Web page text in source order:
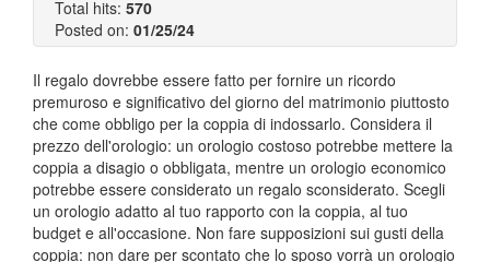
Total hits: 570
Posted on: 01/25/24
Il regalo dovrebbe essere fatto per fornire un ricordo
premuroso e significativo del giorno del matrimonio piuttosto
che come obbligo per la coppia di indossarlo. Considera il
prezzo dell'orologio: un orologio costoso potrebbe mettere la
coppia a disagio o obbligata, mentre un orologio economico
potrebbe essere considerato un regalo sconsiderato. Scegli
un orologio adatto al tuo rapporto con la coppia, al tuo
budget e all'occasione. Non fare supposizioni sui gusti della
coppia: non dare per scontato che lo sposo vorrà un orologio